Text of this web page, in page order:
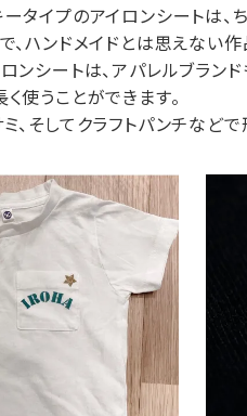
タイプのアイロンシートは、
、ハンドメイドとは思えない作
ンシートは、アパレルブラン
使うことができます。
、そしてクラフトパンチなど